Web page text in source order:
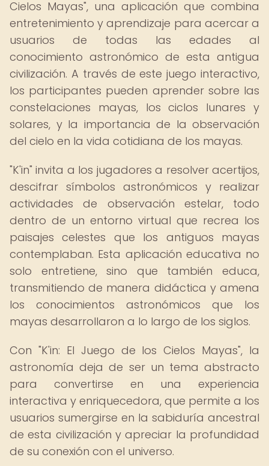
Cielos Mayas", una aplicación que combina
entretenimiento y aprendizaje para acercar a
usuarios de todas las edades al
conocimiento astronómico de esta antigua
civilización. A través de este juego interactivo,
los participantes pueden aprender sobre las
constelaciones mayas, los ciclos lunares y
solares, y la importancia de la observación
del cielo en la vida cotidiana de los mayas.
"K'in" invita a los jugadores a resolver acertijos,
descifrar símbolos astronómicos y realizar
actividades de observación estelar, todo
dentro de un entorno virtual que recrea los
paisajes celestes que los antiguos mayas
contemplaban. Esta aplicación educativa no
solo entretiene, sino que también educa,
transmitiendo de manera didáctica y amena
los conocimientos astronómicos que los
mayas desarrollaron a lo largo de los siglos.
Con "K'in: El Juego de los Cielos Mayas", la
astronomía deja de ser un tema abstracto
para convertirse en una experiencia
interactiva y enriquecedora, que permite a los
usuarios sumergirse en la sabiduría ancestral
de esta civilización y apreciar la profundidad
de su conexión con el universo.